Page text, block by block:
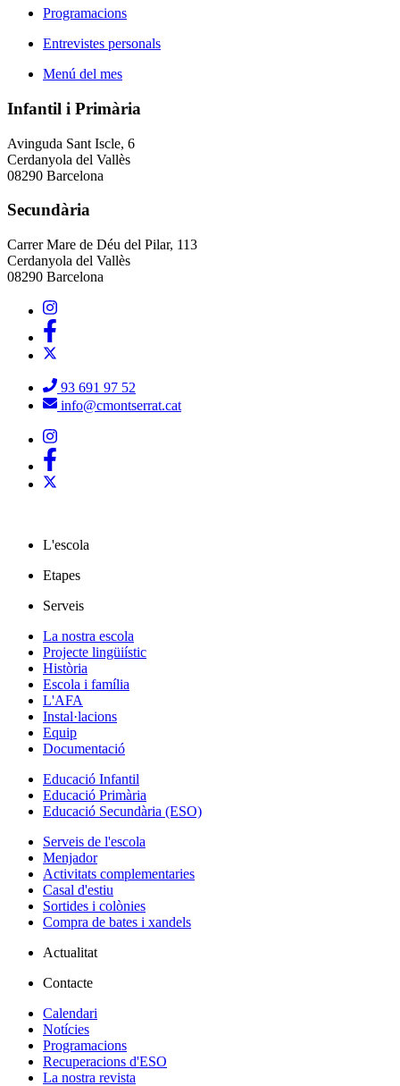
Programacions
Entrevistes personals
Menú del mes
Infantil i Primària
Avinguda Sant Iscle, 6
Cerdanyola del Vallès
08290 Barcelona
Secundària
Carrer Mare de Déu del Pilar, 113
Cerdanyola del Vallès
08290 Barcelona
93 691 97 52
info@cmontserrat.cat
L'escola
Etapes
Serveis
La nostra escola
Projecte lingüiístic
Història
Escola i família
L'AFA
Instal·lacions
Equip
Documentació
Educació Infantil
Educació Primària
Educació Secundària (ESO)
Serveis de l'escola
Menjador
Activitats complementaries
Casal d'estiu
Sortides i colònies
Compra de bates i xandels
Actualitat
Contacte
Calendari
Notícies
Programacions
Recuperacions d'ESO
La nostra revista